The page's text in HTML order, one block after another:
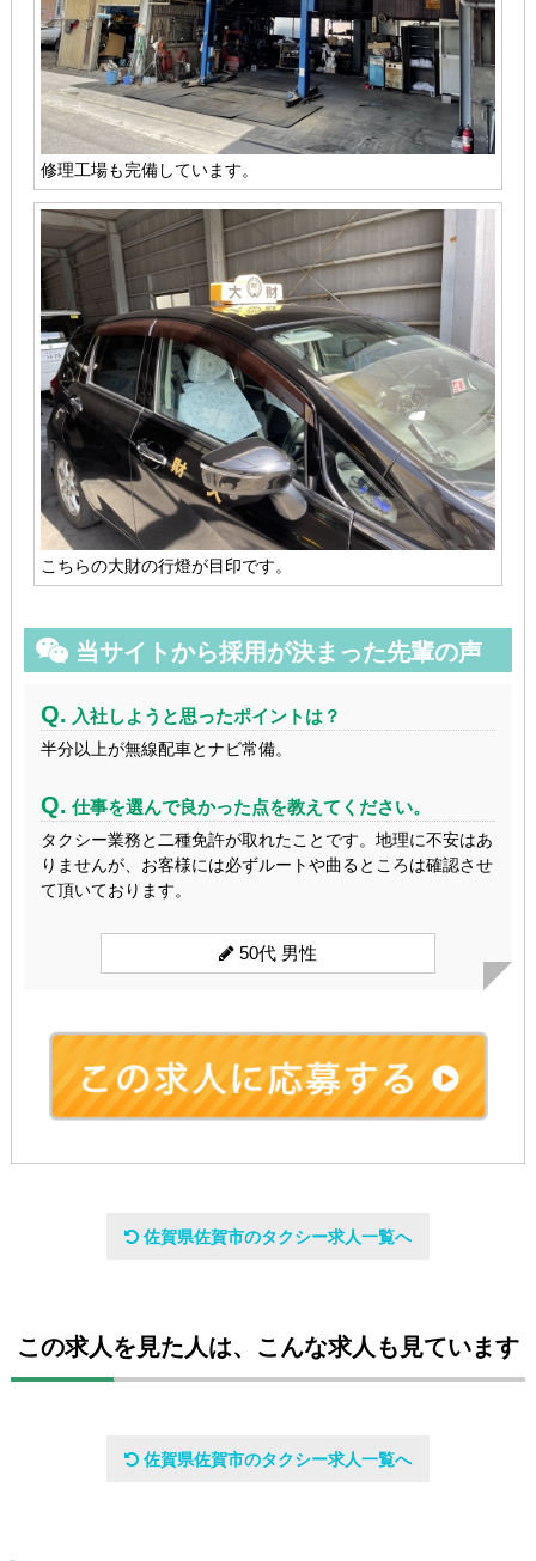
修理工場も完備しています。
こちらの大財の行燈が目印です。
当サイトから採用が決まった先輩の声
Q. 入社しようと思ったポイントは？
半分以上が無線配車とナビ常備。
Q. 仕事を選んで良かった点を教えてください。
タクシー業務と二種免許が取れたことです。地理に不安はあ
りませんが、お客様には必ずルートや曲るところは確認させ
て頂いております。
50代 男性
会社名
1972/02/07
佐賀県佐賀市のタクシー求人一覧へ
この求人を見た人は、こんな求人も見ています
佐賀県佐賀市のタクシー求人一覧へ